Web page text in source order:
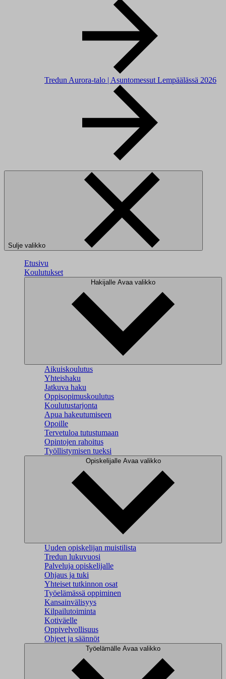
Tredun Aurora-talo | Asuntomessut Lempäälässä 2026
Sulje valikko
Etusivu
Koulutukset
Hakijalle Avaa valikko
Aikuiskoulutus
Yhteishaku
Jatkuva haku
Oppisopimuskoulutus
Koulutustarjonta
Apua hakeutumiseen
Opoille
Tervetuloa tutustumaan
Opintojen rahoitus
Työllistymisen tueksi
Opiskelijalle Avaa valikko
Uuden opiskelijan muistilista
Tredun lukuvuosi
Palveluja opiskelijalle
Ohjaus ja tuki
Yhteiset tutkinnon osat
Työelämässä oppiminen
Kansainvälisyys
Kilpailutoiminta
Kotiväelle
Oppivelvollisuus
Ohjeet ja säännöt
Työelämälle Avaa valikko